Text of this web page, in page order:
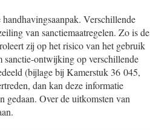
Verschillende
van sanctiemaatregelen. Zo is de
zij op het risico van het gebruik
ontwijking op verschillende
(bijlage bij Kamerstuk 36 045,
dan kan deze informatie
gedaan. Over de uitkomsten van